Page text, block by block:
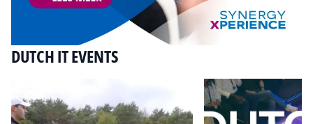
DUTCH IT EVENTS